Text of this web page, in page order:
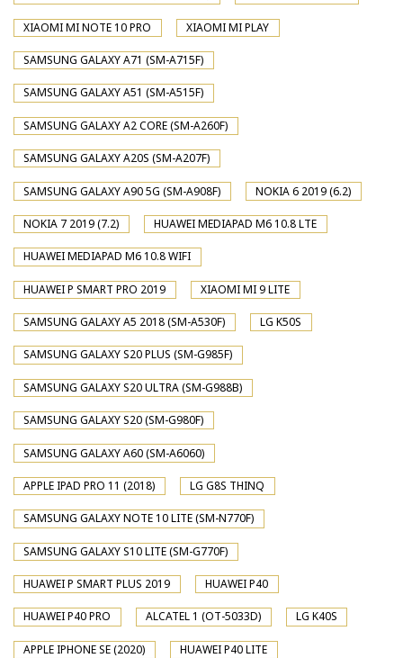
XIAOMI MI NOTE 10 PRO XIAOMI MI PLAY
SAMSUNG GALAXY A71 (SM-A715F)
SAMSUNG GALAXY A51 (SM-A515F)
SAMSUNG GALAXY A2 CORE (SM-A260F)
SAMSUNG GALAXY A20S (SM-A207F)
SAMSUNG GALAXY A90 5G (SM-A908F) NOKIA 6 2019 (6.2)
NOKIA 7 2019 (7.2) HUAWEI MEDIAPAD M6 10.8 LTE
HUAWEI MEDIAPAD M6 10.8 WIFI
HUAWEI P SMART PRO 2019 XIAOMI MI 9 LITE
SAMSUNG GALAXY A5 2018 (SM-A530F) LG K50S
SAMSUNG GALAXY S20 PLUS (SM-G985F)
SAMSUNG GALAXY S20 ULTRA (SM-G988B)
SAMSUNG GALAXY S20 (SM-G980F)
SAMSUNG GALAXY A60 (SM-A6060)
APPLE IPAD PRO 11 (2018) LG G8S THINQ
SAMSUNG GALAXY NOTE 10 LITE (SM-N770F)
SAMSUNG GALAXY S10 LITE (SM-G770F)
HUAWEI P SMART PLUS 2019 HUAWEI P40
HUAWEI P40 PRO ALCATEL 1 (OT-5033D) LG K40S
APPLE IPHONE SE (2020) HUAWEI P40 LITE